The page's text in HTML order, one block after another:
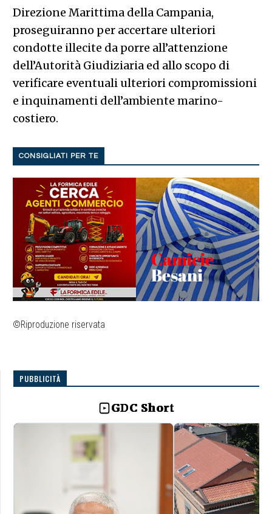
Direzione Marittima della Campania,
proseguiranno per accertare ulteriori
condotte illecite da porre all’attenzione
dell’Autorità Giudiziaria ed allo scopo di
verificare eventuali ulteriori compromissioni
e inquinamenti dell’ambiente marino-
costiero.
CONSIGLIATI PER TE
©Riproduzione riservata
PUBBLICITÀ
GDC Short